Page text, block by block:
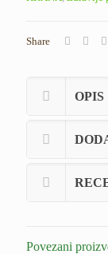
Share
OPIS
Povezani